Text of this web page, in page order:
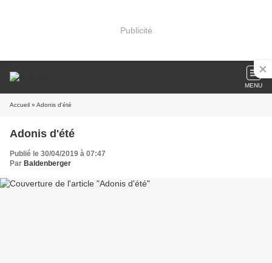
Publicité
MENU
Accueil » Adonis d'été
Adonis d'été
Publié le 30/04/2019 à 07:47
Par Baldenberger